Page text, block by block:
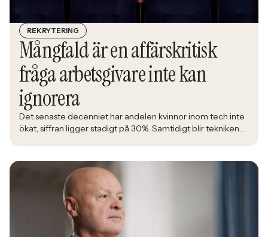
REKRYTERING
Mångfald är en affärskritisk
fråga arbetsgivare inte kan
ignorera
Det senaste decenniet har andelen kvinnor inom tech inte
ökat, siffran ligger stadigt på 30%. Samtidigt blir tekniken
den låga andelen kvinnor inom branschen är en ren